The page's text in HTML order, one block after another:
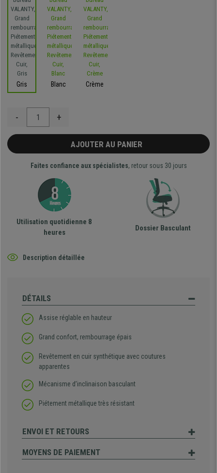
Gris Blanc Crème
- +
AJOUTER AU PANIER
Faites confiance aux spécialistes, retour sous 30 jours
Utilisation quotidienne 8
heures
Dossier Basculant
Description détaillée
DÉTAILS
Assise réglable en hauteur
Grand confort, rembourrage épais
Revêtement en cuir synthétique avec coutures
apparentes
Mécanisme d’inclinaison basculant
Piétement métallique très résistant
ENVOI ET RETOURS
MOYENS DE PAIEMENT